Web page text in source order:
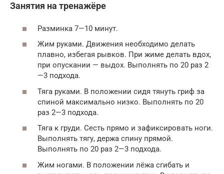
Занятия на тренажёре
Разминка 7—10 минут.
Жим руками. Движения необходимо делать
плавно, избегая рывков. При жиме делать вдох,
при опускании — выдох. Выполнять по 20 раз 2
—3 подхода.
Тяга руками. В положении сидя тянуть гриф за
спиной максимально низко. Выполнять по 20
раз 2—3 подхода.
Тяга к груди. Сесть прямо и зафиксировать ноги.
Выполнять тягу, держа спину прямой.
Выполнять по 20 раз 2—3 подхода.
Жим ногами. В положении лёжа сгибать и